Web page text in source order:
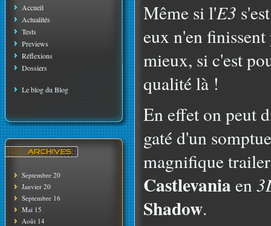
Accueil
Actualités
Tests
Previews
Réflexions
Dossiers
Le blog du Blog
Septembre 20
Janvier 20
Septembre 16
Mai 15
Août 14
Même si l'E3
eux n'en
mieux, si c'est
qualité là !
En effet on peut
gaté d'un
magnifique
Castlevania en
Shadow.